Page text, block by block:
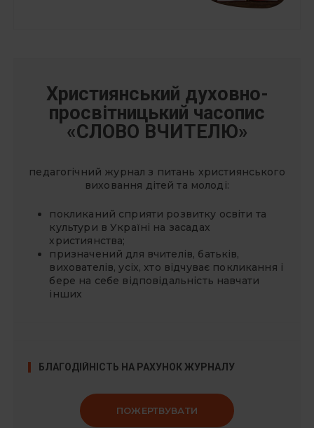
Християнський духовно-
просвітницький часопис
«СЛОВО ВЧИТЕЛЮ»
педагогічний журнал з питань християнського
виховання дітей та молоді:
покликаний сприяти розвитку освіти та
культури в Україні на засадах
християнства;
призначений для вчителів, батьків,
вихователів, усіх, хто відчуває покликання і
бере на себе відповідальність навчати
інших
БЛАГОДІЙНІСТЬ НА РАХУНОК ЖУРНАЛУ
ПОЖЕРТВУВАТИ